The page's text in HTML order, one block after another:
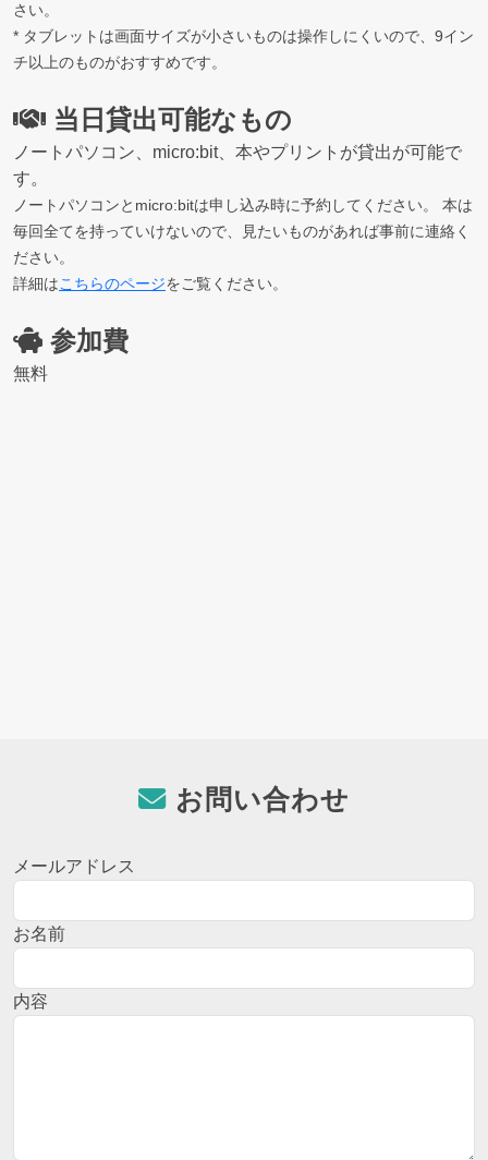
さい。
* タブレットは画面サイズが小さいものは操作しにくいので、9イン
チ以上のものがおすすめです。
当日貸出可能なもの
ノートパソコン、micro:bit、本やプリントが貸出が可能で
す。
ノートパソコンとmicro:bitは申し込み時に予約してください。 本は
毎回全てを持っていけないので、見たいものがあれば事前に連絡く
ださい。
詳細はこちらのページをご覧ください。
参加費
無料
お問い合わせ
メールアドレス
お名前
内容